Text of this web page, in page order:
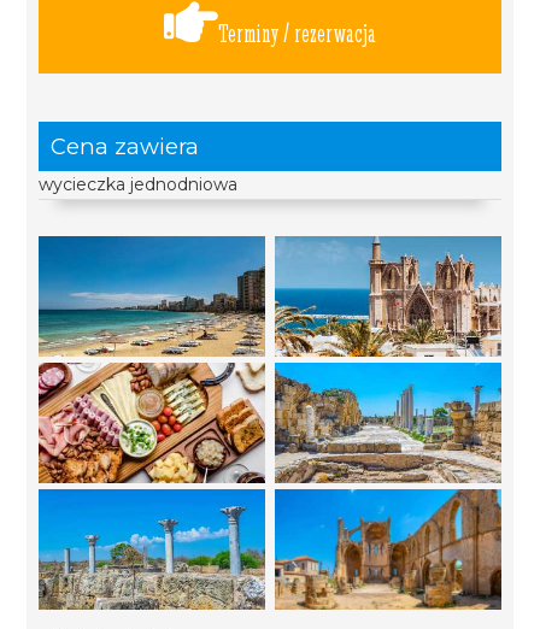
Terminy / rezerwacja
Cena zawiera
wycieczka jednodniowa